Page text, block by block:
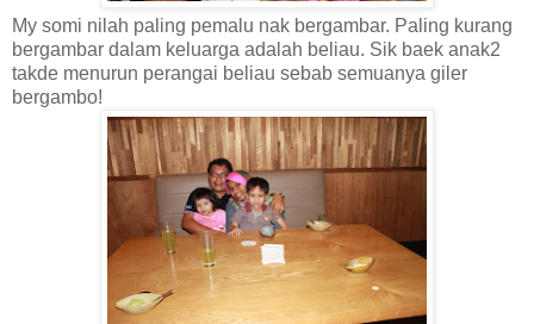
My somi nilah paling pemalu nak bergambar. Paling kurang
bergambar dalam keluarga adalah beliau. Sik baek anak2
takde menurun perangai beliau sebab semuanya giler
bergambo!